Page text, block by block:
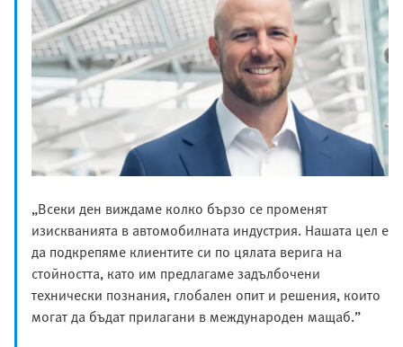
„Всеки ден виждаме колко бързо се променят
изискванията в автомобилната индустрия. Нашата цел е
да подкрепяме клиентите си по цялата верига на
стойността, като им предлагаме задълбочени
технически познания, глобален опит и решения, които
могат да бъдат прилагани в международен мащаб.”